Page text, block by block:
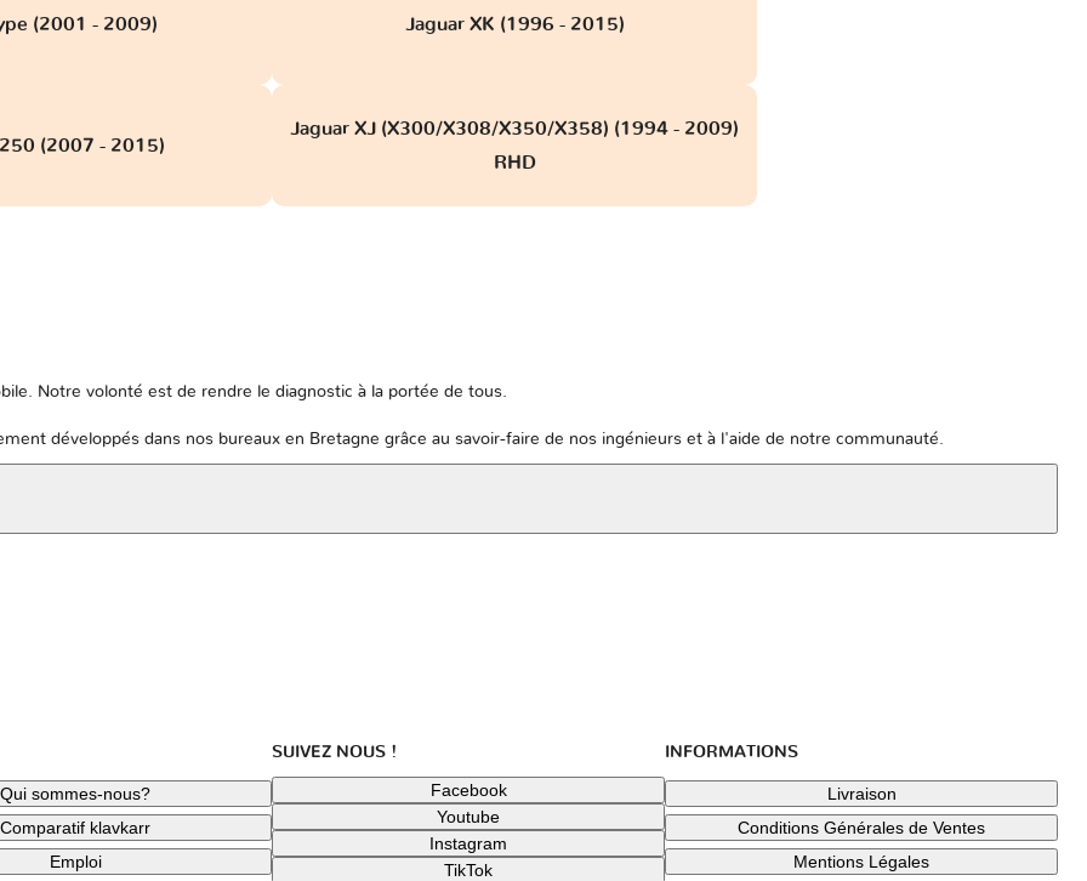
(2001 - 2009) Jaguar XK (1996 - 2015)
(2007 - 2015)
Jaguar XJ (X300/X308/X350/X358) (1994 - 2009)
RHD
Notre volonté est de rendre le diagnostic à la portée de tous.
développés dans nos bureaux en Bretagne grâce au savoir-faire de nos ingénieurs et à l'aide de notre communauté.
Qui sommes-nous?
Comparatif klavkarr
Emploi
SUIVEZ NOUS !
Facebook
Youtube
Instagram
TikTok
INFORMATIONS
Livraison
Conditions Générales de Ventes
Mentions Légales